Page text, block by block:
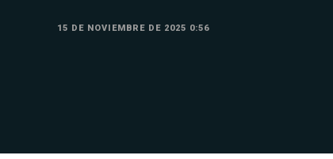
15 DE NOVIEMBRE DE 2025 0:56